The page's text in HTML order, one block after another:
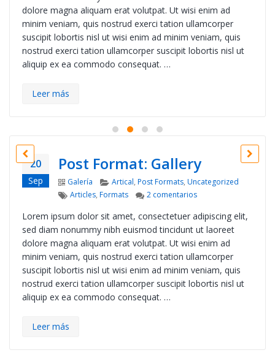
dolore magna aliquam erat volutpat. Ut wisi enim ad
minim veniam, quis nostrud exerci tation ullamcorper
suscipit lobortis nisl ut wisi enim ad minim veniam, quis
nostrud exerci tation ullamcorper suscipit lobortis nisl ut
aliquip ex ea commodo consequat. …
Leer más
20
Sep
Post Format: Gallery
Format
Galería Categories
Artical, Post Formats, Uncategorized
Tags
Articles, Formats 2 comentariosen Post Format:
Lorem ipsum dolor sit amet, consectetuer adipiscing elit,
sed diam nonummy nibh euismod tincidunt ut laoreet
dolore magna aliquam erat volutpat. Ut wisi enim ad
minim veniam, quis nostrud exerci tation ullamcorper
suscipit lobortis nisl ut wisi enim ad minim veniam, quis
nostrud exerci tation ullamcorper suscipit lobortis nisl ut
aliquip ex ea commodo consequat. …
Leer más